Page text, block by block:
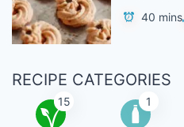
40 mins
RECIPE CATEGORIES
15 1